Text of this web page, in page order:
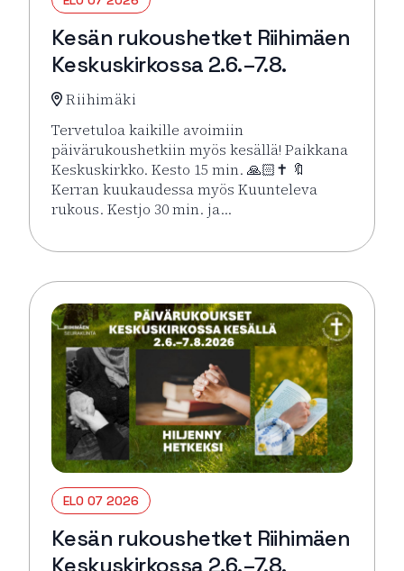
Kesän rukoushetket Riihimäen
Keskuskirkossa 2.6.–7.8.
Riihimäki
Tervetuloa kaikille avoimiin
päivärukoushetkiin myös kesällä! Paikkana
Keskuskirkko. Kesto 15 min. 🙏🏻✝️ 🔖
Kerran kuukaudessa myös Kuunteleva
rukous. Kestjo 30 min. ja…
Lue lisää tapahtumasta Kesän rukoushetket
ELO 07 2026
Kesän rukoushetket Riihimäen
Keskuskirkossa 2.6.–7.8.